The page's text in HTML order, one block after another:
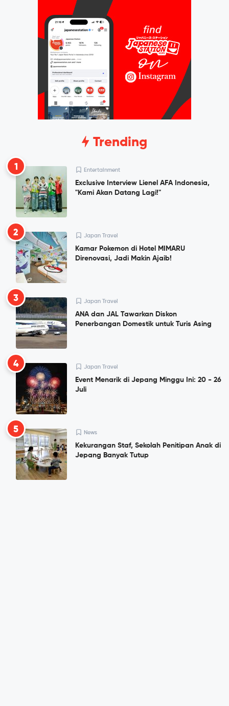
Trending
1 Entertainment
Exclusive Interview Lienel AFA Indonesia,
"Kami Akan Datang Lagi!"
2 Japan Travel
Kamar Pokemon di Hotel MIMARU
Direnovasi, Jadi Makin Ajaib!
3 Japan Travel
ANA dan JAL Tawarkan Diskon
Penerbangan Domestik untuk Turis Asing
4 Japan Travel
Event Menarik di Jepang Minggu Ini: 20 - 26
Juli
5 News
Kekurangan Staf, Sekolah Penitipan Anak di
Jepang Banyak Tutup